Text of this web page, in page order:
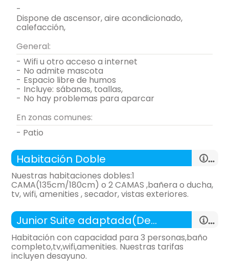
-
dispone de ascensor, aire acondicionado,
calefacción,
General:
-
wifi u otro acceso a internet
- no admite mascota
- espacio libre de humos
- incluye: sábanas, toallas,
-
no hay problemas para aparcar
En zonas comunes:
- Patio
Habitación Doble
Nuestras habitaciones dobles:1
CAMA(135cm/180cm) o 2 CAMAS ,bañera o ducha,
tv, wifi, amenities , secador, vistas exteriores.
habitación doble
Junior Suite adaptada(Desayuno)
Habitación con capacidad para 3 personas,baño
completo,tv,wifi,amenities. Nuestras tarifas
incluyen desayuno.